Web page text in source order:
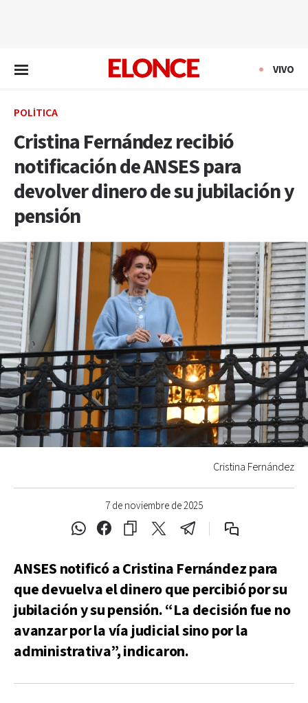
VIVO
POLÍTICA
Cristina Fernández recibió
notificación de ANSES para
devolver dinero de su jubilación y
pensión
7 de noviembre de 2025
Cristina Fernández
ANSES notificó a Cristina Fernández para
que devuelva el dinero que percibió por su
jubilación y su pensión. “La decisión fue no
avanzar por la vía judicial sino por la
administrativa”, indicaron.